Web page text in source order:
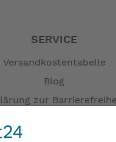
SERVICE
Versandkostentabelle
Blog
zur